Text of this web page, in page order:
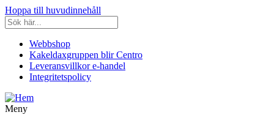
Hoppa till huvudinnehåll
Webbshop
Kakeldaxgruppen blir Centro
Leveransvillkor e-handel
Integritetspolicy
Meny